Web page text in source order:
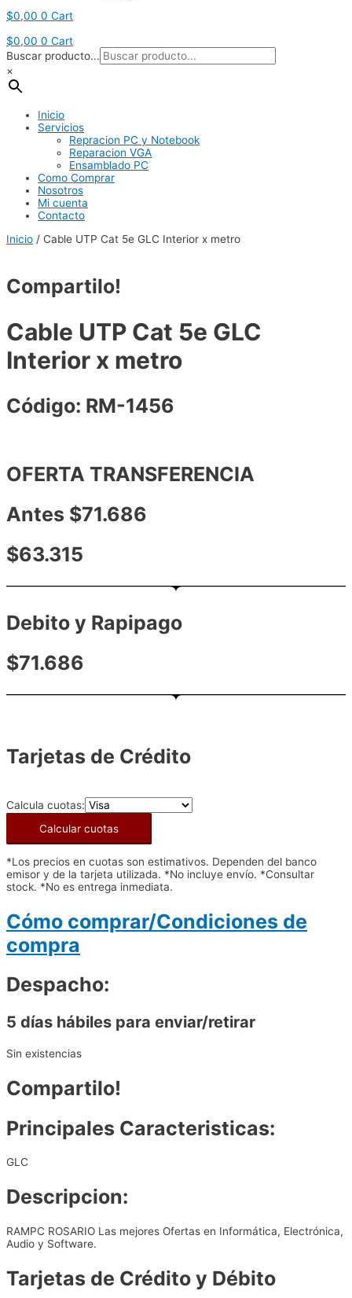
$0,00 0 Cart
$0,00 0 Cart
Buscar producto...
×
Inicio
Servicios
Repracion PC y Notebook
Reparacion VGA
Ensamblado PC
Como Comprar
Nosotros
Mi cuenta
Contacto
Inicio / Cable UTP Cat 5e GLC Interior x metro
Compartilo!
Cable UTP Cat 5e GLC
Interior x metro
Código: RM-1456
OFERTA TRANSFERENCIA
Antes $71.686
$63.315
Debito y Rapipago
$71.686
Tarjetas de Crédito
Calcula cuotas:
Calcular cuotas
*Los precios en cuotas son estimativos. Dependen del banco
emisor y de la tarjeta utilizada. *No incluye envío. *Consultar
stock. *No es entrega inmediata.
Cómo comprar/Condiciones de
compra
Despacho:
5 días hábiles para enviar/retirar
Sin existencias
Compartilo!
Principales Caracteristicas:
GLC
Descripcion:
RAMPC ROSARIO Las mejores Ofertas en Informática, Electrónica,
Audio y Software.
Tarjetas de Crédito y Débito